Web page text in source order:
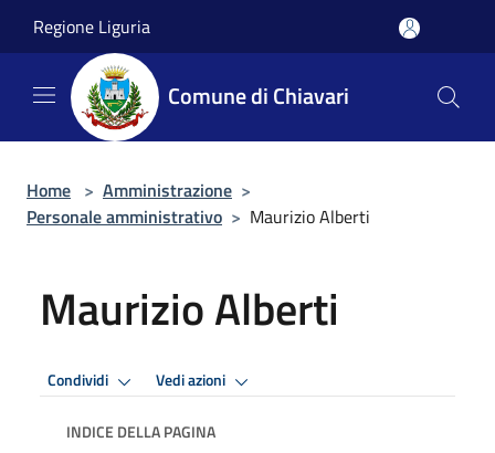
Regione Liguria
Comune di Chiavari
Home > Amministrazione >
Personale amministrativo > Maurizio Alberti
Maurizio Alberti
Condividi Vedi azioni
INDICE DELLA PAGINA